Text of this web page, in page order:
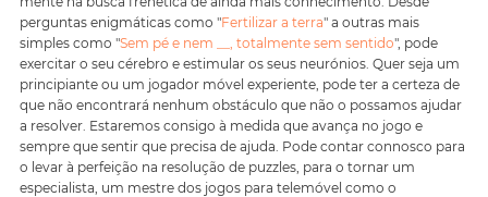
perguntas enigmáticas como "Fertilizar a terra" a outras mais
simples como "Sem pé e nem __, totalmente sem sentido", pode
exercitar o seu cérebro e estimular os seus neurónios. Quer seja um
principiante ou um jogador móvel experiente, pode ter a certeza de
que não encontrará nenhum obstáculo que não o possamos ajudar
a resolver. Estaremos consigo à medida que avança no jogo e
sempre que sentir que precisa de ajuda. Pode contar connosco para
o levar à perfeição na resolução de puzzles, para o tornar um
especialista, um mestre dos jogos para telemóvel como o